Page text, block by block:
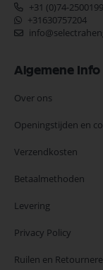
+31 (0)74-2500199
+31630757204
Algemene Info
Over ons
Openingstijden en
Verzendkosten
Betaalmethoden
Levering
Privacy Policy
Ruilen en